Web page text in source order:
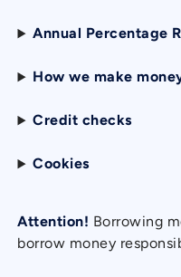
Annual Percentage
How we make
Credit checks
Cookies
Attention! Borrowing
borrow money